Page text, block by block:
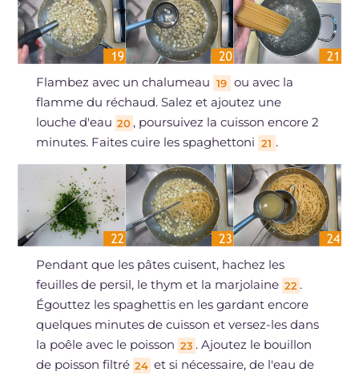
Flambez avec un chalumeau 19 ou avec la
flamme du réchaud. Salez et ajoutez une
louche d'eau 20 , poursuivez la cuisson encore 2
minutes. Faites cuire les spaghettoni 21 .
Pendant que les pâtes cuisent, hachez les
feuilles de persil, le thym et la marjolaine 22 .
Égouttez les spaghettis en les gardant encore
quelques minutes de cuisson et versez-les dans
la poêle avec le poisson 23 . Ajoutez le bouillon
de poisson filtré 24 et si nécessaire, de l'eau de